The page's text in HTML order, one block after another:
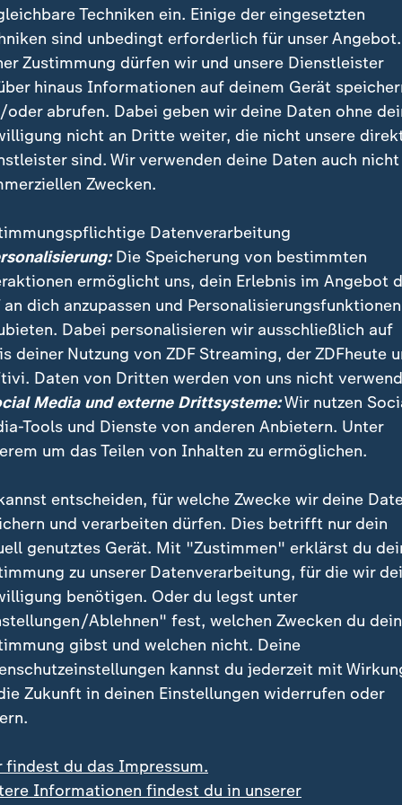
der russischen Stadt Noworossijsk am Schwarzen
angegriffen und in Brand gesetzt. Das teilten
in Bonn:
setzt
unter Druck
1:23
Flughafen Leipzig/Halle
Drohnen-Vorfall:
prüfen Spuren
Video1:51
Techniken ein. Einige der eingesetzten
sind unbedingt erforderlich für unser
Zustimmung dürfen wir und unsere Dienstleister
hinaus Informationen auf deinem Gerät
oder abrufen. Dabei geben wir deine Daten ohne
nicht an Dritte weiter, die nicht unsere
sind. Wir verwenden deine Daten auch nicht
Zwecken.
Datenverarbeitung
Die Speicherung von bestimmten
ermöglicht uns, dein Erlebnis im Angebot
an dich anzupassen und Personalisierungsfunktionen
Dabei personalisieren wir ausschließlich auf
deiner Nutzung von ZDF Streaming, der ZDFheute
Daten von Dritten werden von uns nicht
Media und externe Drittsysteme:Wir nutzen
Tools und Dienste von anderen Anbietern. Unter
um das Teilen von Inhalten zu ermöglichen.
entscheiden, für welche Zwecke wir deine
und verarbeiten dürfen. Dies betrifft nur dein
genutztes Gerät. Mit "Zustimmen" erklärst du
zu unserer Datenverarbeitung, für die wir
benötigen. Oder du legst unter
Ablehnen" fest, welchen Zwecken du
gibst und welchen nicht. Deine
kannst du jederzeit mit
Zukunft in deinen Einstellungen widerrufen oder
findest du das Impressum.
Informationen findest du in unserer